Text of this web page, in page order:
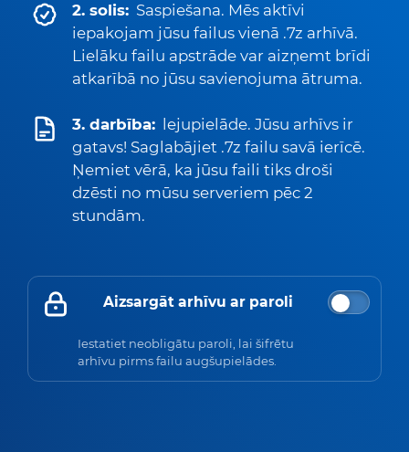
2. solis: Saspiešana. Mēs aktīvi
iepakojam jūsu failus vienā .7z arhīvā.
Lielāku failu apstrāde var aizņemt brīdi
atkarībā no jūsu savienojuma ātruma.
3. darbība:
lejupielāde. Jūsu arhīvs ir
gatavs! Saglabājiet .7z failu savā ierīcē.
Ņemiet vērā, ka jūsu faili tiks droši
dzēsti no mūsu serveriem pēc 2
stundām.
Aizsargāt arhīvu ar paroli
Iestatiet neobligātu paroli, lai šifrētu
arhīvu pirms failu augšupielādes.